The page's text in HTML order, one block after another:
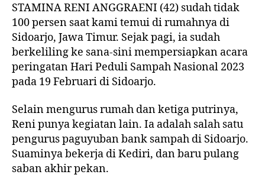
STAMINA RENI ANGGRAENI (42) sudah tidak
100 persen saat kami temui di rumahnya di
Sidoarjo, Jawa Timur. Sejak pagi, ia sudah
berkeliling ke sana-sini mempersiapkan acara
peringatan Hari Peduli Sampah Nasional 2023
pada 19 Februari di Sidoarjo.
Selain mengurus rumah dan ketiga putrinya,
Reni punya kegiatan lain. Ia adalah salah satu
pengurus paguyuban bank sampah di Sidoarjo.
Suaminya bekerja di Kediri, dan baru pulang
saban akhir pekan.